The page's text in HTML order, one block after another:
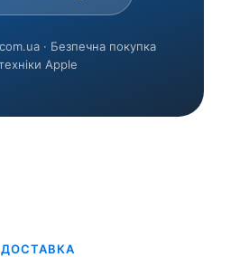
· Безпечна покупка
Apple
ДОСТАВКА